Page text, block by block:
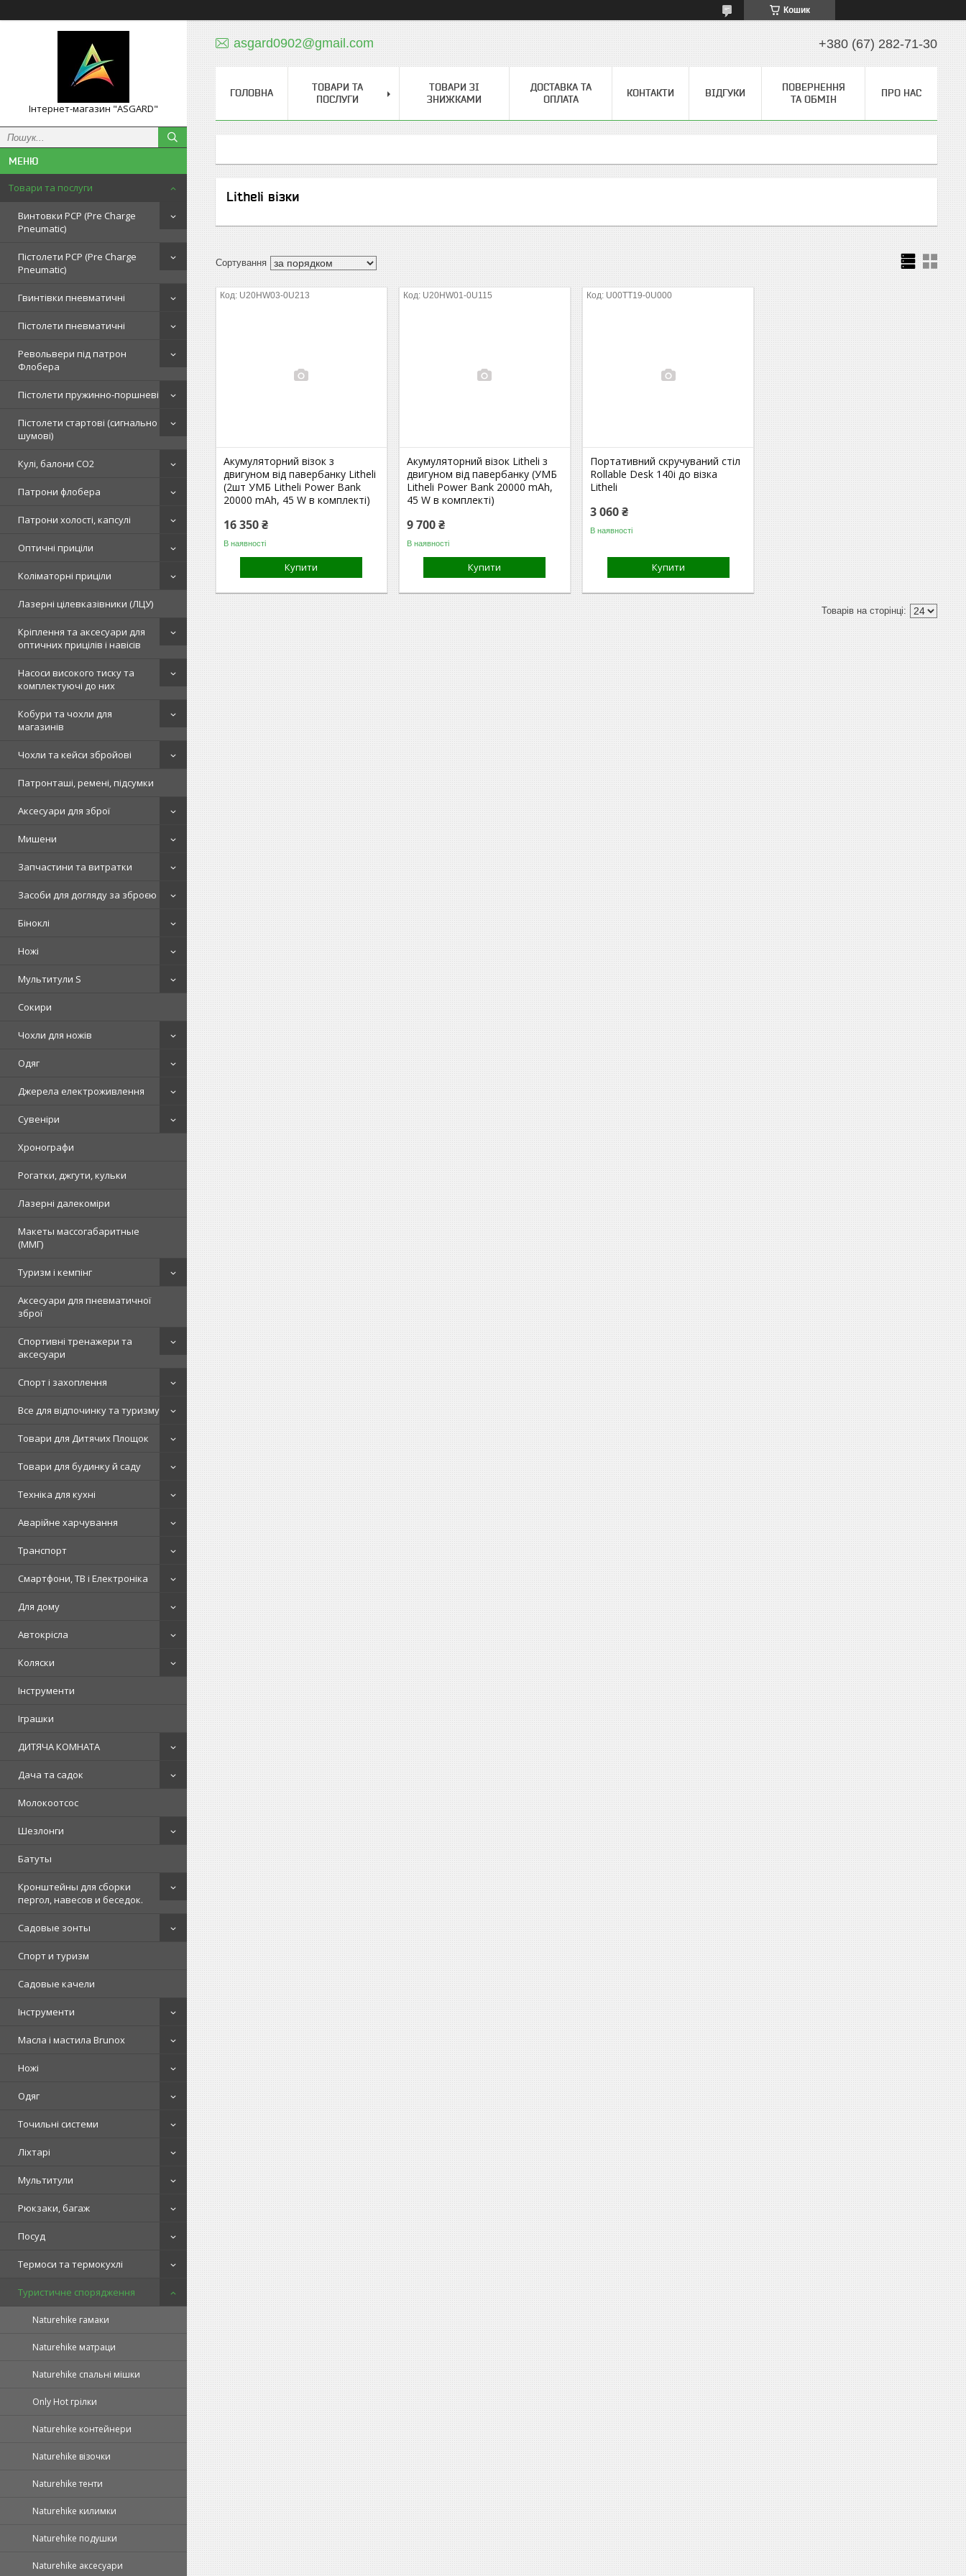
Кошик
Інтернет-магазин "ASGARD"
Товари та послуги
Винтовки PCP (Pre Charge
Pneumatic)
Пістолети PCP (Pre Charge
Pneumatic)
Гвинтівки пневматичні
Пістолети пневматичні
Револьвери під патрон
Флобера
Пістолети пружинно-поршневі
Пістолети стартові (сигнально
шумові)
Кулі, балони СО2
Патрони флобера
Патрони холості, капсулі
Оптичні приціли
Коліматорні приціли
Лазерні цілевказівники (ЛЦУ)
Кріплення та аксесуари для
оптичних прицілів і навісів
Насоси високого тиску та
комплектуючі до них
Кобури та чохли для
магазинів
Чохли та кейси збройові
Патронташі, ремені, підсумки
Аксесуари для зброї
Мишени
Запчастини та витратки
Засоби для догляду за зброєю
Біноклі
Ножі
Мультитули S
Сокири
Чохли для ножів
Одяг
Джерела електроживлення
Сувеніри
Хронографи
Рогатки, джгути, кульки
Лазерні далекоміри
Макеты массогабаритные
(ММГ)
Туризм і кемпінг
Аксесуари для пневматичної
зброї
Спортивні тренажери та
аксесуари
Спорт і захоплення
Все для відпочинку та туризму
Товари для Дитячих Площок
Товари для будинку й саду
Техніка для кухні
Аварійне харчування
Транспорт
Смартфони, ТВ і Електроніка
Для дому
Автокрісла
Коляски
Інструменти
Іграшки
ДИТЯЧА КОМНАТА
Дача та садок
Молокоотсос
Шезлонги
Батуты
Кронштейны для сборки
пергол, навесов и беседок.
Садовые зонты
Спорт и туризм
Садовые качели
Інструменти
Масла і мастила Brunox
Ножі
Одяг
Точильні системи
Ліхтарі
Мультитули
Рюкзаки, багаж
Посуд
Термоси та термокухлі
Туристичне спорядження
Naturehike гамаки
Naturehike матраци
Naturehike спальні мішки
Only Hot грілки
Naturehike контейнери
Naturehike візочки
Naturehike тенти
Naturehike килимки
Naturehike подушки
Naturehike аксесуари
asgard0902@gmail.com +380 (67) 282-71-30
ГОЛОВНА
ТОВАРИ ТА
ПОСЛУГИ
ТОВАРИ ЗІ
ЗНИЖКАМИ
ДОСТАВКА ТА
ОПЛАТА
КОНТАКТИ ВІДГУКИ
ПОВЕРНЕННЯ
ТА ОБМІН
ПРО НАС
Litheli візки
U20HW03-0U213
Акумуляторний візок з
двигуном від павербанку Litheli
(2шт УМБ Litheli Power Bank
20000 mAh, 45 W в комплекті)
16 350 ₴
В наявності
Купити
U20HW01-0U115
Акумуляторний візок Litheli з
двигуном від павербанку (УМБ
Litheli Power Bank 20000 mAh,
45 W в комплекті)
9 700 ₴
В наявності
Купити
U00TT19-0U000
Портативний скручуваний стіл
Rollable Desk 140i до візка
Litheli
3 060 ₴
В наявності
Купити